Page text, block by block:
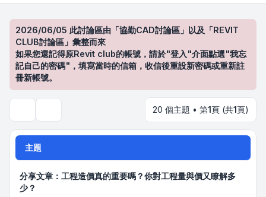
2026/06/05 此討論區由「協勤CAD討論區」以及「REVIT
CLUB討論區」彙整而來
如果您還記得原Revit club的帳號，請於"登入"介面點選"我忘
記自己的密碼"，填寫當時的信箱，收信後重設新密碼或重新註
冊新帳號。
20 個主題 • 第1頁 (共1頁)
主題
分享文章：工程造價真的重要嗎？你對工程量與價又瞭解多
少？